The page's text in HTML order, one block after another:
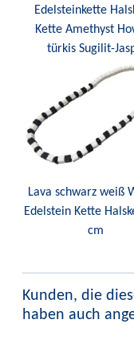
Edelsteinkette
Kette Amethyst
türkis Sugilit-
Lava schwarz weiß
Edelstein Kette
cm
Kunden, die
haben auch